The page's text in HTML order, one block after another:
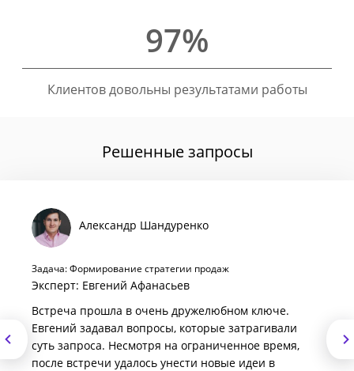
97%
Клиентов довольны результатами работы
Решенные запросы
Александр Шандуренко
Задача: Формирование стратегии продаж
Эксперт: Евгений Афанасьев
Встреча прошла в очень дружелюбном ключе.
Евгений задавал вопросы, которые затрагивали
суть запроса. Несмотря на ограниченное время,
после встречи удалось унести новые идеи в